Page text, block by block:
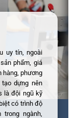
uy tín, ngoài
phẩm, giá
hàng, phương
dựng nên
là đội ngũ kỹ
có trình độ
ngành,